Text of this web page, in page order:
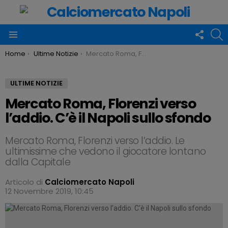
US
You are here:
Home Ultime Notizie Mercato Roma, Florenzi verso l’addio. C’è il Napoli sullo sfondo
ULTIME NOTIZIE
Mercato Roma, Florenzi verso
l’addio. C’è il Napoli sullo sfondo
Mercato Roma, Florenzi verso l’addio. Le
ultimissime che vedono il giocatore lontano
dalla Capitale
Articolo di Calciomercato Napoli
12 Novembre 2019, 10:45